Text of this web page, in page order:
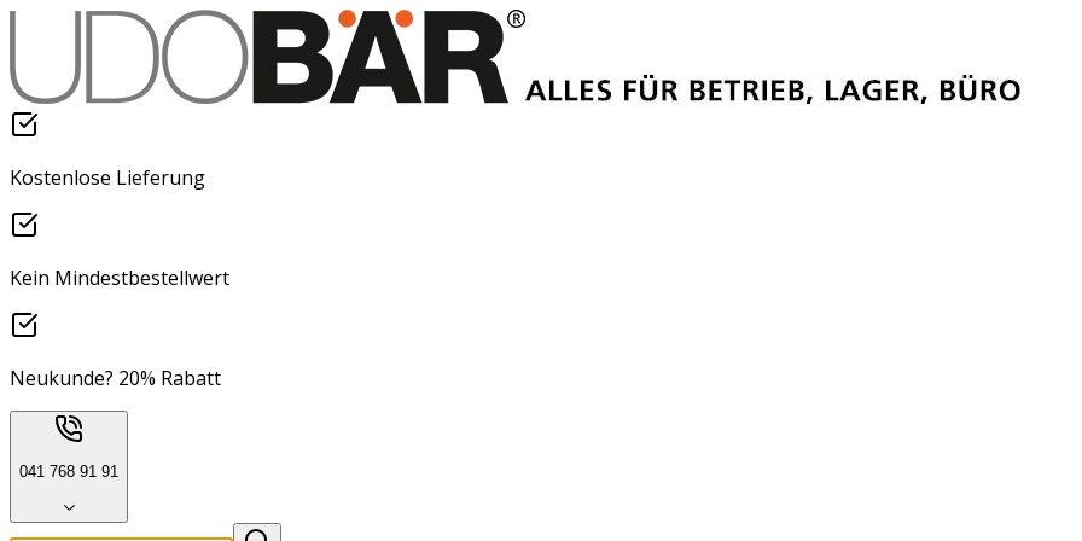
Kostenlose Lieferung
Kein Mindestbestellwert
Neukunde? 20% Rabatt
041 768 91 91